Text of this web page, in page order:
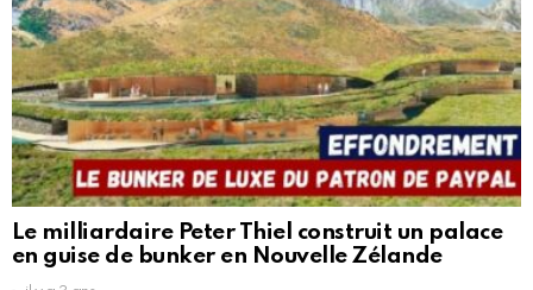
Le milliardaire Peter Thiel construit un palace
en guise de bunker en Nouvelle Zélande